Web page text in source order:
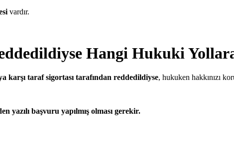
vardır.
Hangi Hukuki
karşı taraf sigortası tarafından reddedildiyse, hukuken hakkınızı
yazılı başvuru yapılmış olması gerekir.